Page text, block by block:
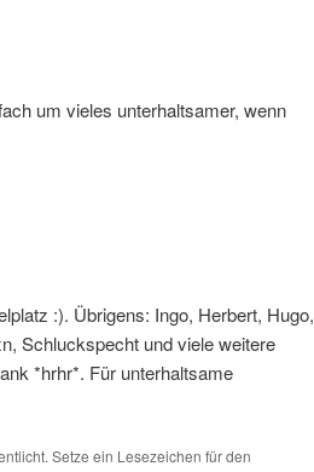
um vieles unterhaltsamer, wenn
:). Übrigens: Ingo, Herbert, Hugo,
Schluckspecht und viele weitere
*hrhr*. Für unterhaltsame
Setze ein Lesezeichen für den